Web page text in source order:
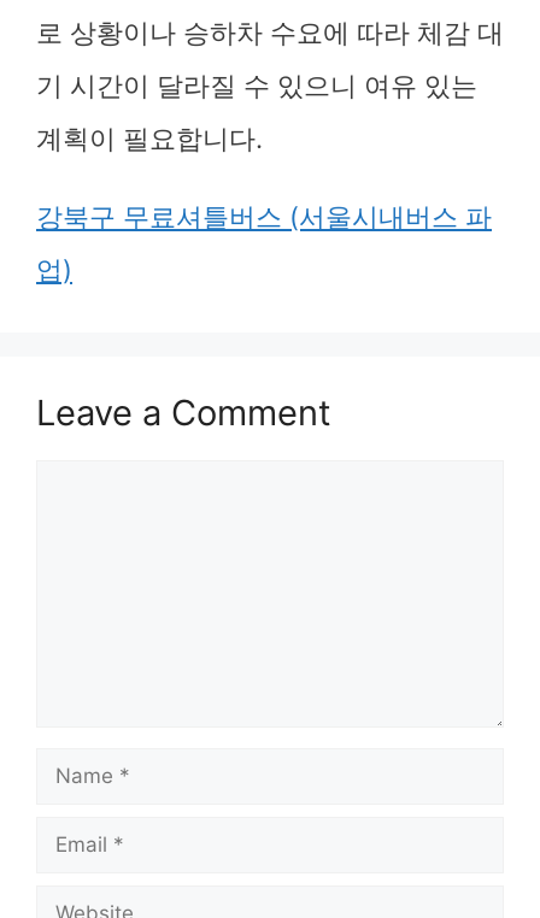
로 상황이나 승하차 수요에 따라 체감 대
기 시간이 달라질 수 있으니 여유 있는
계획이 필요합니다.
강북구 무료셔틀버스 (서울시내버스 파
업)
Leave a Comment
Name
Email
Website